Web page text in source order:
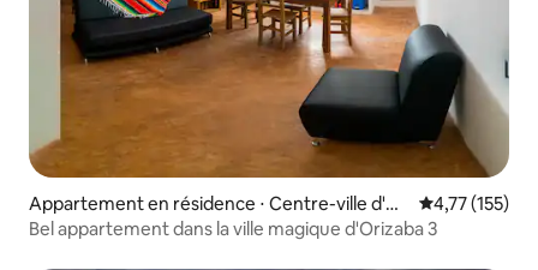
Appartement en résidence ⋅ Centre-ville d'Or
izaba
Évaluation
4,77 (155)
Bel appartement dans la ville magique d'Orizaba 3